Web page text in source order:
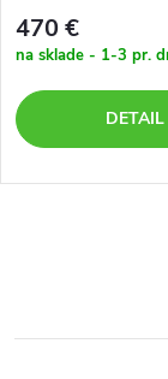
470 €
na sklade - 1-3 pr.
DETAIL